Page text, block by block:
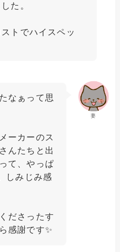
た。
トでハイスペッ
妻
なぁって思
ーカーのス
んたちと出
て、やっぱ
しみじみ感
ださったす
感謝です✨️